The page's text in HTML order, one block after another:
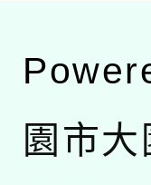
園市